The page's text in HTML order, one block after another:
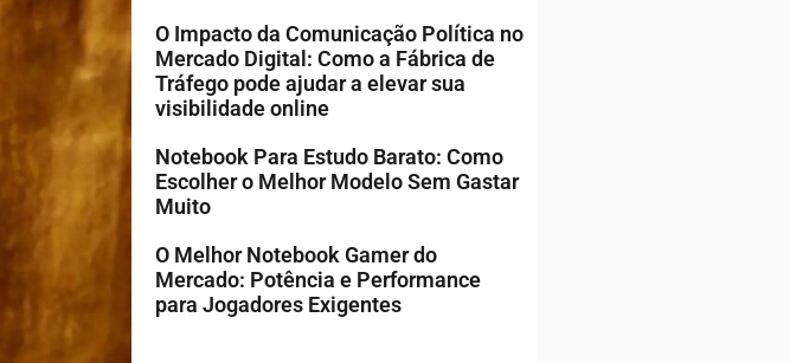
O Impacto da Comunicação Política no
Mercado Digital: Como a Fábrica de
Tráfego pode ajudar a elevar sua
visibilidade online
Notebook Para Estudo Barato: Como
Escolher o Melhor Modelo Sem Gastar
Muito
O Melhor Notebook Gamer do
Mercado: Potência e Performance
para Jogadores Exigentes